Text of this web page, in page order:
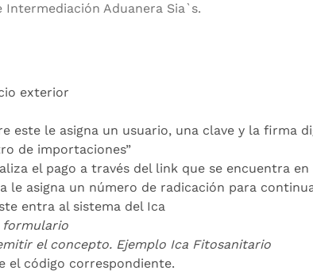
Aduanera Sia`s.
exterior
este le asigna un usuario, una clave y la firma
de importaciones”
el pago a través del link que se encuentra
le asigna un número de radicación para
entra al sistema del Ica
formulario
el concepto. Ejemplo Ica Fitosanitario
el código correspondiente.